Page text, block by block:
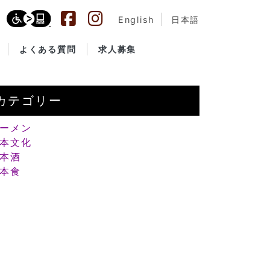
English 日本語
よくある質問 求人募集
テゴリー
メン
文化
酒
食